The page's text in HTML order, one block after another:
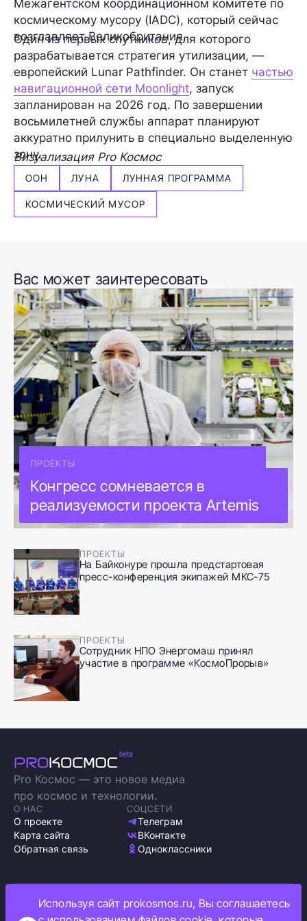
Межагентском координационном комитете по
космическому мусору (IADC), который сейчас
возглавляет Великобритания.
Один из первых спутников, для которого
разрабатывается стратегия утилизации, —
европейский Lunar Pathfinder. Он станет частью
навигационной сети Moonlight, запуск
запланирован на 2026 год. По завершении
восьмилетней службы аппарат планируют
аккуратно прилунить в специально выделенную
зону.
Визуализация Pro Космос
ООН ЛУНА ЛУННАЯ ПРОГРАММА
КОСМИЧЕСКИЙ МУСОР
Вас может заинтересовать
ПРОЕКТЫ
Конгресс сомневается в
реализуемости проекта Artemis
ПРОЕКТЫ
На Байконуре прошла предстартовая
пресс-конференция экипажей МКС-75
ПРОЕКТЫ
Сотрудник НПО Энергомаш принял
участие в программе «КосмоПрорыв»
Pro Космос — это новое медиа
про космос и технологии.
О НАС
О проекте
Карта сайта
Обратная связь
СОЦСЕТИ
Телеграм
ВКонтакте
Одноклассники
Политика обработки персональных данных
Используя сайт prokosmos.ru, Вы соглашаетесь